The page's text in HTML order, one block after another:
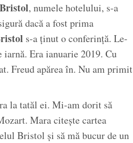
Bristol, numele hotelului, s-a
dacă a fost prima
s-a ținut o conferință. Le-
Era ianuarie 2019. Cu
Freud apărea în. Nu am primit
la tatăl ei. Mi-am dorit să
Mara citește cartea
Bristol și să mă bucur de un